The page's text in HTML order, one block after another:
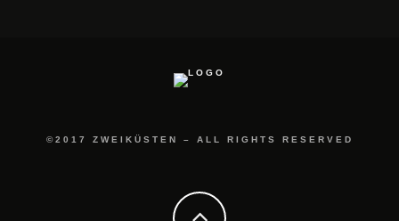
©2017 ZWEIKÜSTEN – ALL RIGHTS RESERVED